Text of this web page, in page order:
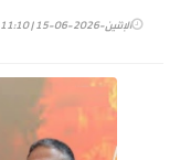
الإثنين-2026-06-15 | 11:10 am